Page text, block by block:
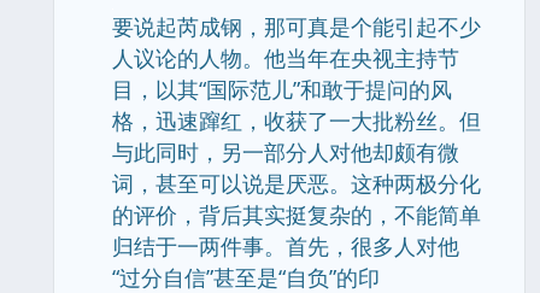
要说起芮成钢，那可真是个能引起不少
人议论的人物。他当年在央视主持节
目，以其“国际范儿”和敢于提问的风
格，迅速蹿红，收获了一大批粉丝。但
与此同时，另一部分人对他却颇有微
词，甚至可以说是厌恶。这种两极分化
的评价，背后其实挺复杂的，不能简单
归结于一两件事。首先，很多人对他
“过分自信”甚至是“自负”的印